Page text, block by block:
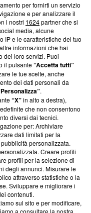
su Blasting
come ci impegniamo a
nostra aderenza a
News non è
richiesto di farne
una verifica di
Frasca, 3 - 6900
per fornirti un servizio
e per analizzare il
i nostri 1624partner che si
media, alcune
IP e le caratteristiche del tuo
informazioni che hai
dei loro servizi. Puoi
il pulsante“Accetta tutti”
le tue scelte, anche
dei dati personali da
.
“X”in alto a destra),
che non consentono
diversi dai tecnici.
per: Archiviare
dati limitati per la
personalizzata.
Creare profili
profili per la selezione di
degli annunci. Misurare le
attraverso statistiche o la
Sviluppare e migliorare i
contenuti.
sul sito e per modificare,
a consultare la nostra